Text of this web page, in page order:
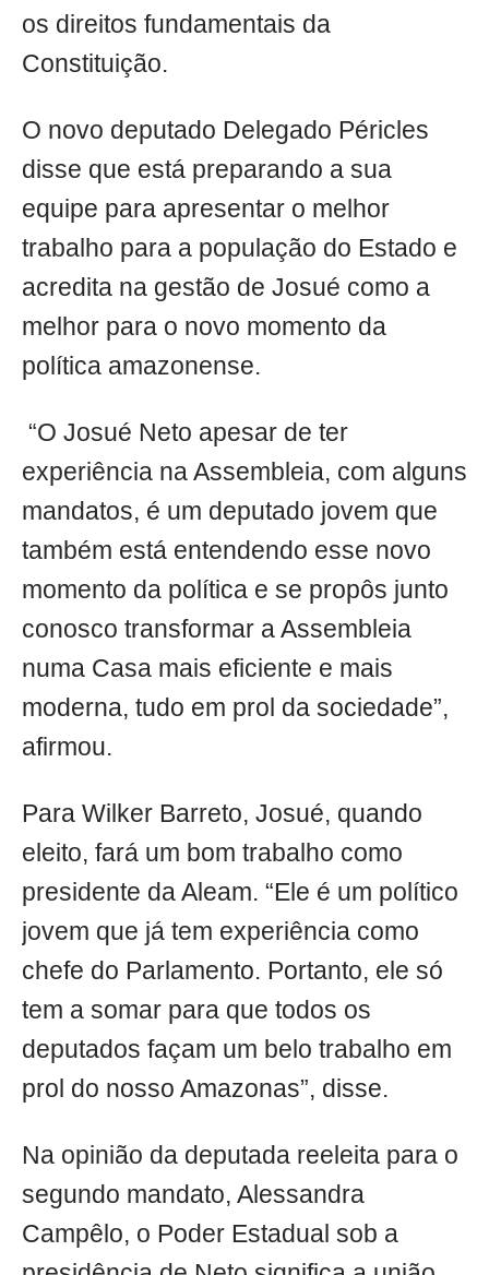
os direitos fundamentais da
Constituição.
O novo deputado Delegado Péricles
disse que está preparando a sua
equipe para apresentar o melhor
trabalho para a população do Estado e
acredita na gestão de Josué como a
melhor para o novo momento da
política amazonense.
“O Josué Neto apesar de ter
experiência na Assembleia, com alguns
mandatos, é um deputado jovem que
também está entendendo esse novo
momento da política e se propôs junto
conosco transformar a Assembleia
numa Casa mais eficiente e mais
moderna, tudo em prol da sociedade”,
afirmou.
Para Wilker Barreto, Josué, quando
eleito, fará um bom trabalho como
presidente da Aleam. “Ele é um político
jovem que já tem experiência como
chefe do Parlamento. Portanto, ele só
tem a somar para que todos os
deputados façam um belo trabalho em
prol do nosso Amazonas”, disse.
Na opinião da deputada reeleita para o
segundo mandato, Alessandra
Campêlo, o Poder Estadual sob a